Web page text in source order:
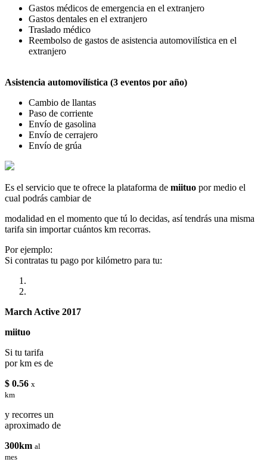
Gastos médicos de emergencia en el extranjero
Gastos dentales en el extranjero
Traslado médico
Reembolso de gastos de asistencia automovilística en el
extranjero
Asistencia automovilística (3 eventos por año)
Cambio de llantas
Paso de corriente
Envío de gasolina
Envío de cerrajero
Envío de grúa
Es el servicio que te ofrece la plataforma de miituo por medio el
cual podrás cambiar de
modalidad en el momento que tú lo decidas, así tendrás una misma
tarifa sin importar cuántos km recorras.
Por ejemplo:
Si contratas tu pago por kilómetro para tu:
March Active 2017
miituo
Si tu tarifa
por km es de
$ 0.56 x
km
y recorres un
aproximado de
300km al
mes